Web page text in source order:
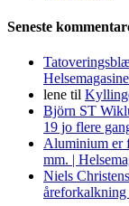
Seneste
lene til
Björn ST
19 jo flere
Aluminium er
mm. |
Niels
åreforkalkning